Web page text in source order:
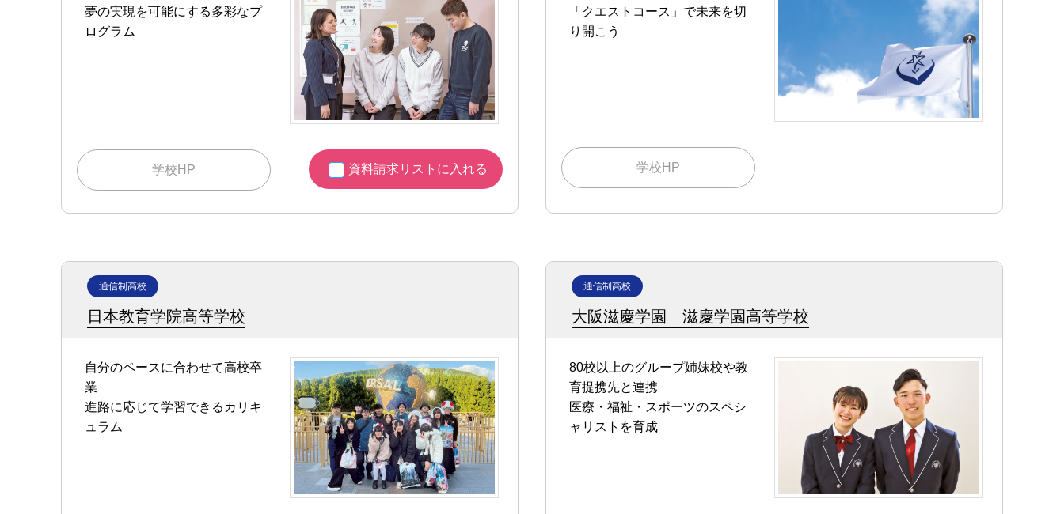
夢の実現を可能にする多彩なプ
ログラム
学校HP 資料請求リストに入れる
「クエストコース」で未来を切
り開こう
学校HP
通信制高校
日本教育学院高等学校
自分のペースに合わせて高校卒
業
進路に応じて学習できるカリキ
ュラム
通信制高校
大阪滋慶学園 滋慶学園高等学校
80校以上のグループ姉妹校や教
育提携先と連携
医療・福祉・スポーツのスペシ
ャリストを育成